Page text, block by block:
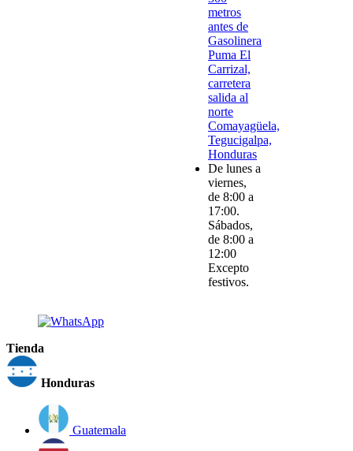
metros
antes de
Gasolinera
Puma El
Carrizal,
carretera
salida al
norte
Comayagüela,
Tegucigalpa,
Honduras
De lunes a
viernes,
de 8:00 a
17:00.
Sábados,
de 8:00 a
12:00
Excepto
festivos.
Tienda
Honduras
Guatemala